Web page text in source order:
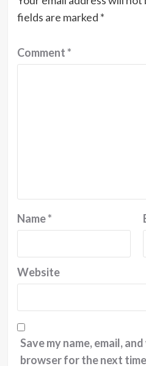
fields are marked *
Comment*
Name*
Website
Save my name, email,
browser for the next